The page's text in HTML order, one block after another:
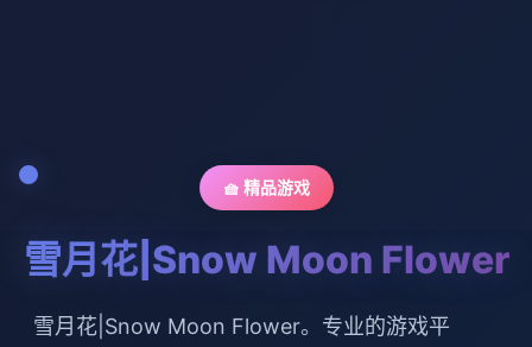
🧺 精品游戏
雪月花|Snow Moon Flower
雪月花|Snow Moon Flower。专业的游戏平